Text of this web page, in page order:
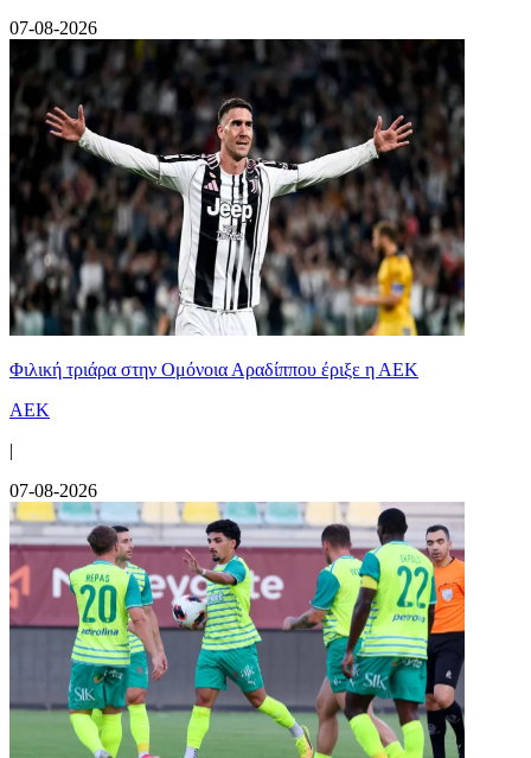
07-08-2026
Φιλική τριάρα στην Ομόνοια Αραδίππου έριξε η ΑΕΚ
ΑΕΚ
|
07-08-2026